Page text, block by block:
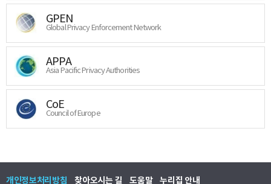
GPEN
Global Privacy Enforcement Network
APPA
Asia Pacific Privacy Authorities
CoE
Council of Europe
개인정보처리방침 찾아오시는 길 도움말 누리집 안내